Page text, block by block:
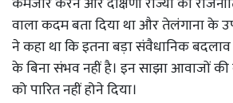
वाला कदम बता दिया था और तेलंगाना के
ने कहा था कि इतना बड़ा संवैधानिक
के बिना संभव नहीं है। इन साझा आवाजों
को पारित नहीं होने दिया।